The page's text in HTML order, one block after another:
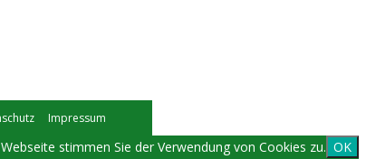
Impressum
stimmen Sie der Verwendung von Cookies zu. OK